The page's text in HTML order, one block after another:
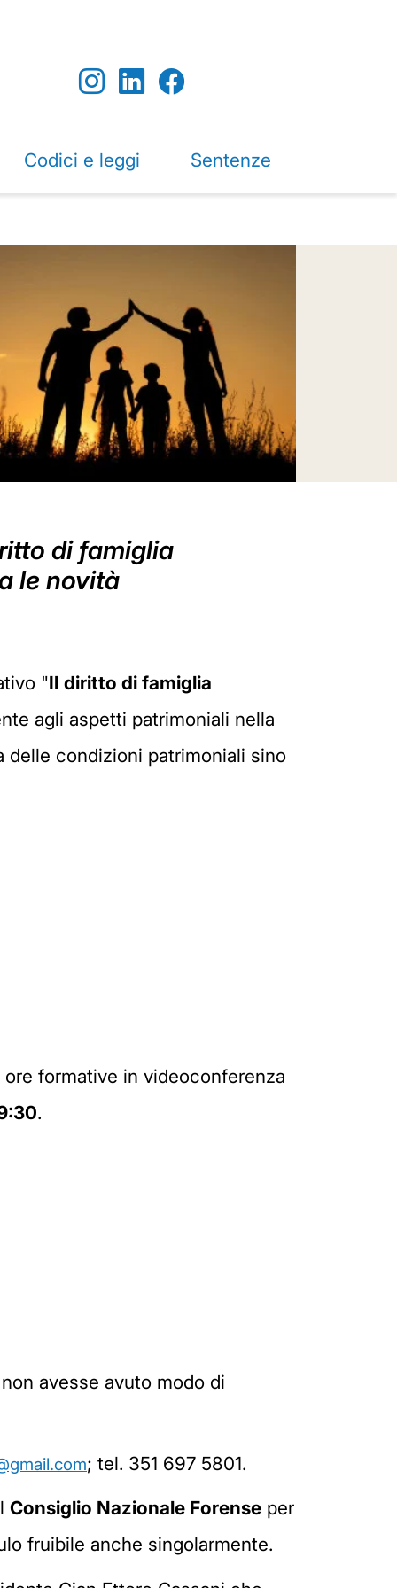
Codici e leggi Sentenze
di famiglia
le novità
"Il diritto di famiglia
agli aspetti patrimoniali nella
delle condizioni patrimoniali sino
ore formative in videoconferenza
.
avesse avuto modo di
; tel. 351 697 5801.
Consiglio Nazionale Forense per
fruibile anche singolarmente.